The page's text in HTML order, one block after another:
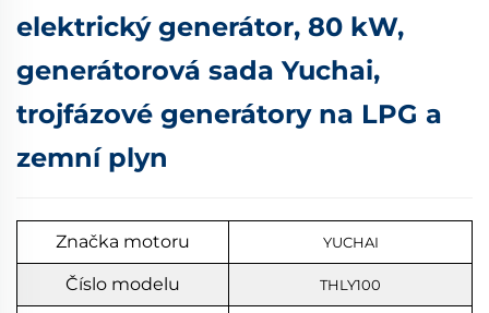
elektrický generátor, 80 kW,
generátorová sada Yuchai,
trojfázové generátory na LPG a
zemní plyn
Značka motoru YUCHAI
Číslo modelu THLY100